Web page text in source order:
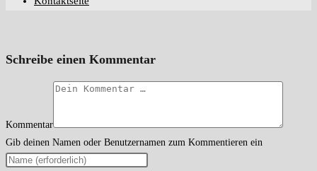
Schreibe einen Kommentar
Kommentar
Gib deinen Namen oder Benutzernamen zum Kommentieren ein